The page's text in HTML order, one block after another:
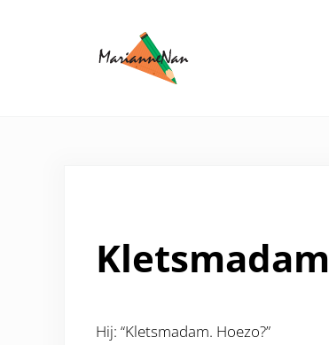
Kletsmadam
Hij: “Kletsmadam. Hoezo?”